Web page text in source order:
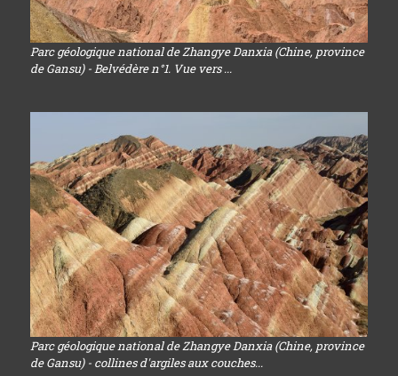
Parc géologique national de Zhangye Danxia (Chine, province
de Gansu) - Belvédère n°1. Vue vers ...
Parc géologique national de Zhangye Danxia (Chine, province
de Gansu) - collines d'argiles aux couches...